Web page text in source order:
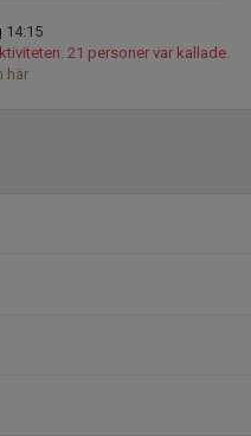
14:15
21 personer var kallade.
här